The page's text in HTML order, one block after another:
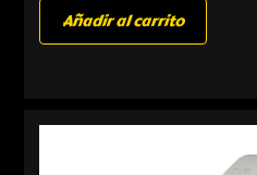
Añadir al carrito